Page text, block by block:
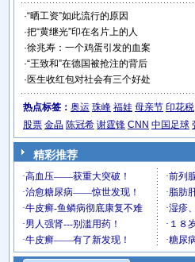
·“晒工资”如此流行的原因
·把“黄继光”印在名片上的人
·徐兆寿：一个鸡蛋引发的血案
·“王致和”在德国被抢注的背后
· 医生收红包对社会有三个好处
热点标签： 奥运 珠峰 福娃 母亲节 印花税
股票 金晶 陈冠希 谢霆锋 CNN 中国足球
精彩推荐